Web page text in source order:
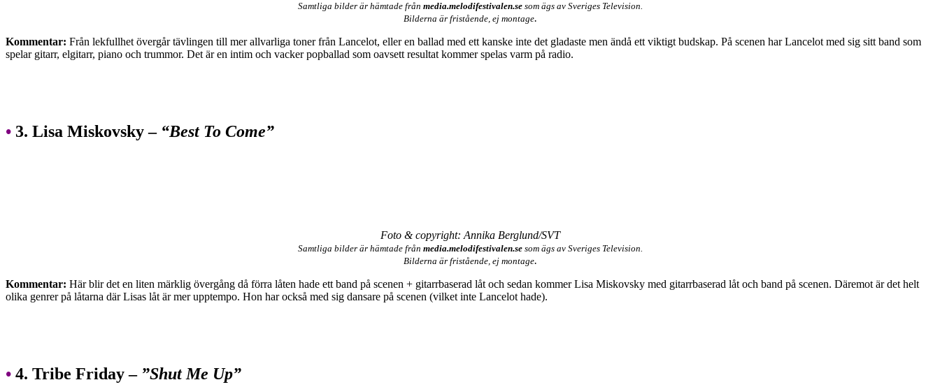
Samtliga bilder är hämtade från media.melodifestivalen.sesom ägs av Sveriges Television.
Bilderna är fristående, ej montage.
Kommentar: Från lekfullhet övergår tävlingen till mer allvarliga toner från Lancelot, eller en ballad med ett kanske inte det gladaste men ändå ett viktigt budskap. På scenen har Lancelot med sig sitt band som
spelar gitarr, elgitarr, piano och trummor. Det är en intim och vacker popballad som oavsett resultat kommer spelas varm på radio.
• 3. Lisa Miskovsky – “Best To Come”
Foto & copyright: Annika Berglund/SVT
Samtliga bilder är hämtade från media.melodifestivalen.sesom ägs av Sveriges Television.
Bilderna är fristående, ej montage.
Kommentar: Här blir det en liten märklig övergång då förra låten hade ett band på scenen + gitarrbaserad låt och sedan kommer Lisa Miskovsky med gitarrbaserad låt och band på scenen. Däremot är det helt
olika genrer på låtarna där Lisas låt är mer upptempo. Hon har också med sig dansare på scenen (vilket inte Lancelot hade).
• 4. Tribe Friday – ”Shut Me Up”